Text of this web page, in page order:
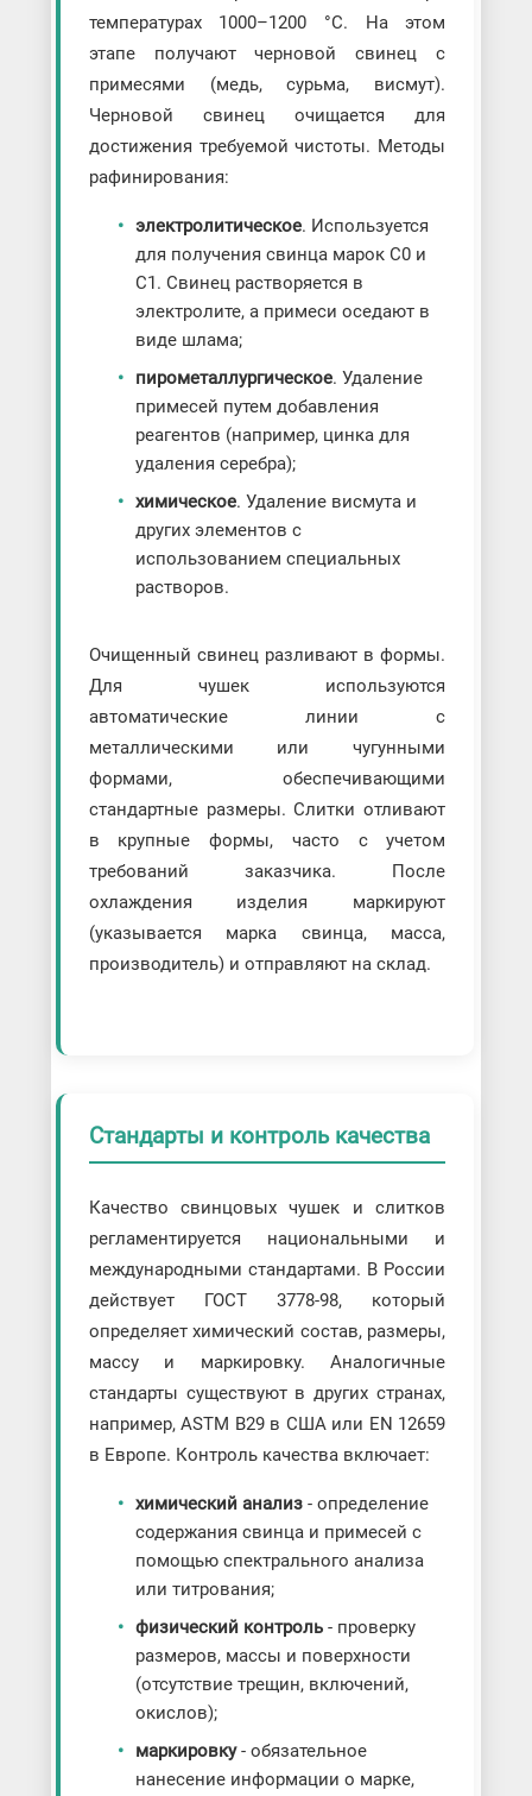
температурах 1000–1200 °C. На этом
этапе получают черновой свинец с
примесями (медь, сурьма, висмут).
Черновой свинец очищается для
достижения требуемой чистоты. Методы
рафинирования:
электролитическое. Используется
для получения свинца марок С0 и
С1. Свинец растворяется в
электролите, а примеси оседают в
виде шлама;
пирометаллургическое. Удаление
примесей путем добавления
реагентов (например, цинка для
удаления серебра);
химическое. Удаление висмута и
других элементов с
использованием специальных
растворов.
Очищенный свинец разливают в формы.
Для чушек используются
автоматические линии с
металлическими или чугунными
формами, обеспечивающими
стандартные размеры. Слитки отливают
в крупные формы, часто с учетом
требований заказчика. После
охлаждения изделия маркируют
(указывается марка свинца, масса,
производитель) и отправляют на склад.
Стандарты и контроль качества
Качество свинцовых чушек и слитков
регламентируется национальными и
международными стандартами. В России
действует ГОСТ 3778-98, который
определяет химический состав, размеры,
массу и маркировку. Аналогичные
стандарты существуют в других странах,
например, ASTM B29 в США или EN 12659
в Европе. Контроль качества включает:
химический анализ - определение
содержания свинца и примесей с
помощью спектрального анализа
или титрования;
физический контроль- проверку
размеров, массы и поверхности
(отсутствие трещин, включений,
окислов);
маркировку- обязательное
нанесение информации о марке,